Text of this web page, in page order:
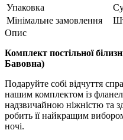
Упаковка
Мінімальне замовлення
Опис
Комплект постільної
Бавовна)
Подаруйте собі відчуття
нашим комплектом із
надзвичайною ніжністю та
робить її найкращим
ночі.